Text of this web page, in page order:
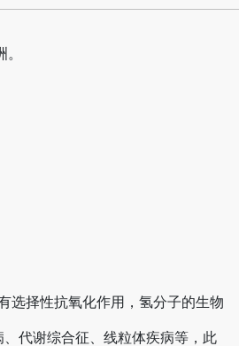
选择性抗氧化作用，氢分子的生物
代谢综合征、线粒体疾病等，此